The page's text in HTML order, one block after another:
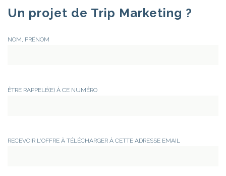
Un projet de Trip Marketing ?
NOM, PRÉNOM
ÊTRE RAPPELÉ(E) À CE NUMÉRO
RECEVOIR L'OFFRE À TÉLÉCHARGER À CETTE ADRESSE EMAIL